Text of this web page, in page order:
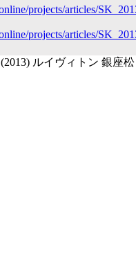
projects/articles/
projects/articles/
ルイヴィトン 銀座松